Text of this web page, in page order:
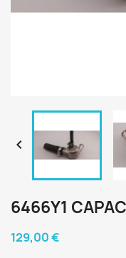

6466Y1
129,00 €